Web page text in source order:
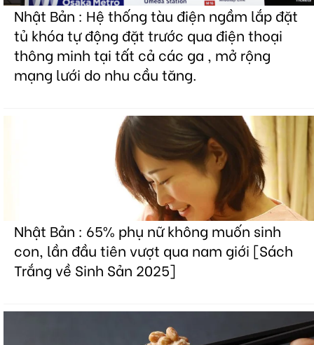
Nhật Bản : Hệ thống tàu điện ngầm lắp đặt
tủ khóa tự động đặt trước qua điện thoại
thông minh tại tất cả các ga , mở rộng
mạng lưới do nhu cầu tăng.
Nhật Bản : 65% phụ nữ không muốn sinh
con, lần đầu tiên vượt qua nam giới [Sách
Trắng về Sinh Sản 2025]